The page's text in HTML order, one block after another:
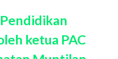
ketua PAC